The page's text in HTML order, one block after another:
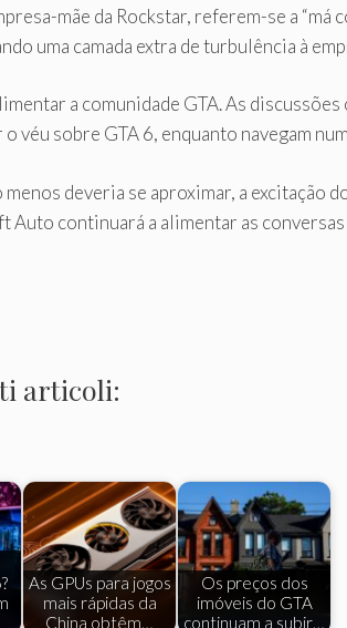
mãe da Rockstar, referem-se a
uma camada extra de turbulência à
a comunidade GTA. As
véu sobre GTA 6, enquanto navegam
deveria se aproximar, a excitação
Auto continuará a alimentar as
articoli:
As GPUs para jogos
mais rápidas da
China obtêm…
Os preços dos
imóveis do GTA
continuam a subir…